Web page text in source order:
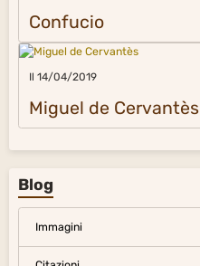
Confucio
Il 14/04/2019
Miguel de Cervantès
Blog
Immagini